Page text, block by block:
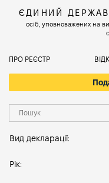
ЄДИНИЙ
осіб, уповноважених на
ПРО РЕЄСТР
Вид декларації:
Рік: